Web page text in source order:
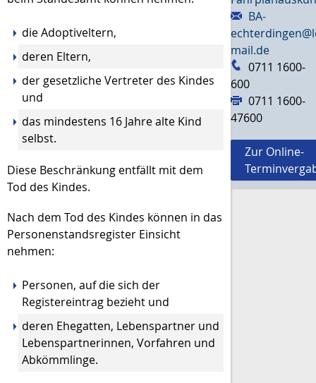
die Adoptiveltern,
deren Eltern,
der gesetzliche Vertreter des Kindes
und
das mindestens 16 Jahre alte Kind
selbst.
Diese Beschränkung entfällt mit dem
Tod des Kindes.
Nach dem Tod des Kindes können in das
Personenstandsregister Einsicht
nehmen:
Personen, auf die sich der
Registereintrag bezieht und
deren Ehegatten, Lebenspartner und
Lebenspartnerinnen, Vorfahren und
Abkömmlinge.
BA-
mail.de
0711 1600-
600
0711 1600-
47600
Zur Online-